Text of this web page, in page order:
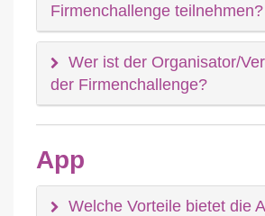
Firmenchallenge teilnehmen?
Wer ist der Organisator/
der Firmenchallenge?
App
Welche Vorteile bietet die